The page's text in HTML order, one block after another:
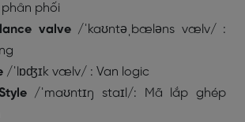
phối
valve/ˈkaʊntəˌbæləns vælv/ :
/ˈlɒʤɪk vælv/ : Van logic
/ˈmaʊntɪŋ staɪl/: Mã lắp ghép